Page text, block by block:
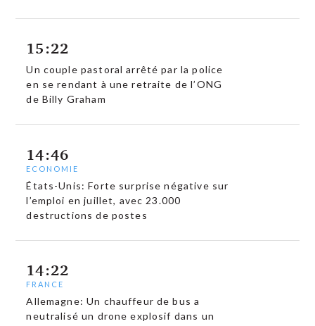
15:22
Un couple pastoral arrêté par la police
en se rendant à une retraite de l’ONG
de Billy Graham
14:46
ECONOMIE
États-Unis: Forte surprise négative sur
l’emploi en juillet, avec 23.000
destructions de postes
14:22
FRANCE
Allemagne: Un chauffeur de bus a
neutralisé un drone explosif dans un